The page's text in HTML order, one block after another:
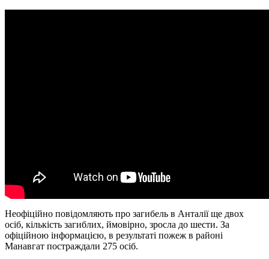
Неофіційно повідомляють про загибель в Анталії ще двох
осіб, кількість загиблих, ймовірно, зросла до шести. За
офіційною інформацією, в результаті пожеж в районі
Манавгат постраждали 275 осіб.